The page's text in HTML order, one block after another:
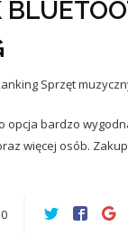
Sprzęt
opcja bardzo
więcej osób. Zakup
0